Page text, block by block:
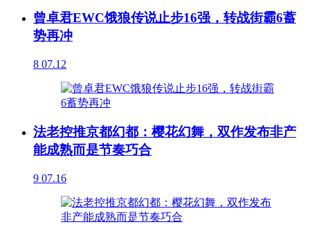
曾卓君EWC饿狼传说止步16强，转战街霸6蓄
势再冲
8 07.12
法老控推京都幻都：樱花幻舞，双作发布非产
能成熟而是节奏巧合
9 07.16